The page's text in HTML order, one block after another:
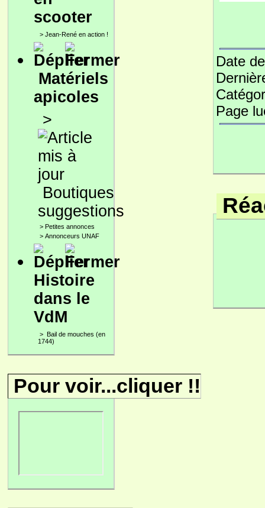
scooter
> Jean-René en action !
Matériels
apicoles
>
Boutiques
suggestions
> Petites annonces
> Annonceurs UNAF
Histoire
dans le
VdM
> Bail de mouches (en
1744)
Pour voir...cliquer !!
Date
Page